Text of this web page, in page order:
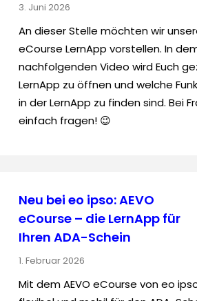
3. Juni 2026
An dieser Stelle möchten wir
eCourse LernApp vorstellen. In
nachfolgenden Video wird Euch
LernApp zu öffnen und welche
in der LernApp zu finden sind. Bei
einfach fragen! 😉
Neu bei eo ipso: AEVO
eCourse – die LernApp für
Ihren ADA-Schein
1. Februar 2026
Mit dem AEVO eCourse von eo